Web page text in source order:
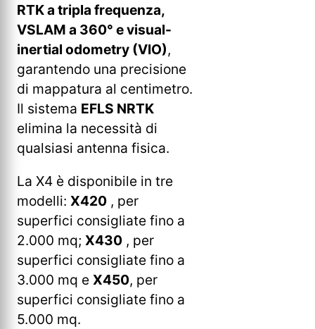
RTK a tripla frequenza,
VSLAM a 360° e visual-
inertial odometry (VIO),
garantendo una precisione
di mappatura al centimetro.
Il sistema EFLS NRTK
elimina la necessità di
qualsiasi antenna fisica.
La X4 è disponibile in tre
modelli: X420 , per
superfici consigliate fino a
2.000 mq; X430 , per
superfici consigliate fino a
3.000 mq e X450, per
superfici consigliate fino a
5.000 mq.